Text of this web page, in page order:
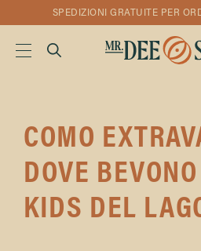
SPEDIZIONI GRATUITE PER
COMO
DOVE
KIDS DEL